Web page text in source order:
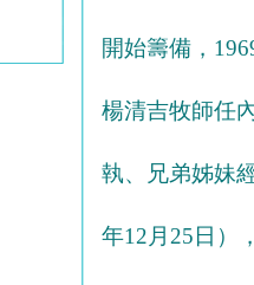
開始籌備，
楊清吉牧師任
執、兄弟姊妹
年12月25日）